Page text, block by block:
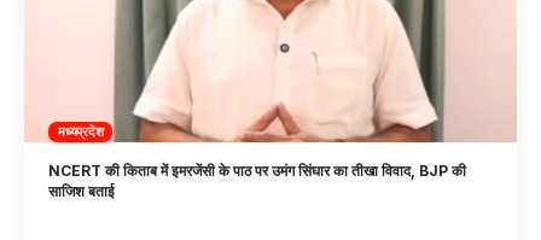
मध्यप्रदेश
NCERT की किताब में इमरजेंसी के पाठ पर उमंग सिंघार का तीखा विवाद, BJP की
साजिश बताई